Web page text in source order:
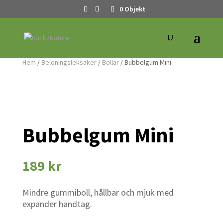
0 Objekt
Hem / Belöningsleksaker/ Bollar/ Bubbelgum Mini
Bubbelgum Mini
189 kr
Mindre gummiboll, hållbar och mjuk med
expander handtag.